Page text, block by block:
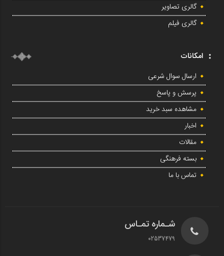
گالری تصاویر
گالری فیلم
امکانات
ارسال سوال شرعی
پرسش و پاسخ
مشاهده سبد خرید
اخبار
مقالات
بسته فرهنگی
تماس با ما
شـماره تمـاس
02537479